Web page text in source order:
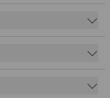
an langen